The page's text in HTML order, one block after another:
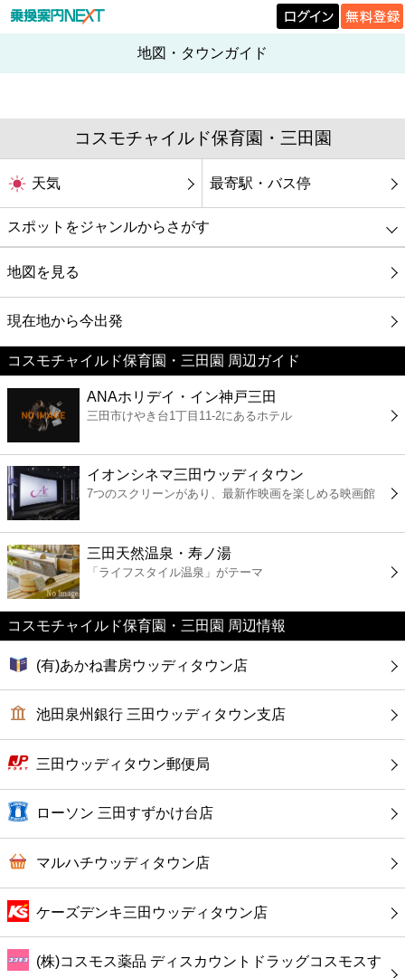
地図・タウンガイド
コスモチャイルド保育園・三田園
天気 最寄駅・バス停
スポットをジャンルからさがす
グルメ
映画
美容
コンビニ
薬局
スーパー
エンタメ
レジャー
書店
ファミレス
ファーストフード
カフェ
ショッピング
銀行
公共
地図を見る
現在地から今出発
コスモチャイルド保育園・三田園 周辺ガイド
ANAホリデイ・イン神戸三田
三田市けやき台1丁目11-2にあるホテル
イオンシネマ三田ウッディタウン
7つのスクリーンがあり、最新作映画を楽しめる映画館
三田天然温泉・寿ノ湯
「ライフスタイル温泉」がテーマ
コスモチャイルド保育園・三田園 周辺情報
(有)あかね書房ウッディタウン店
池田泉州銀行 三田ウッディタウン支店
三田ウッディタウン郵便局
ローソン 三田すずかけ台店
マルハチウッディタウン店
ケーズデンキ三田ウッディタウン店
(株)コスモス薬品 ディスカウントドラッグコスモスす